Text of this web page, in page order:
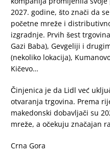
2027. godine, što znači da
početne mreže i
izgradnje. Prvih šest
Gazi Baba), Gevgeliji i
(nekoliko lokacija),
Kičevo…
Činjenica je da Lidl već
otvaranja trgovina. Prema
makedonski dobavljači su
mreže, a očekuju značajan
Crna Gora